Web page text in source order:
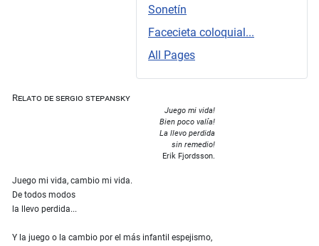
Sonetín
Facecieta coloquial...
All Pages
Relato de sergio stepansky
Juego mi vida!
Bien poco valía!
La llevo perdida
sin remedio!
Erik Fjordsson.
Juego mi vida, cambio mi vida.
De todos modos
la llevo perdida...
Y la juego o la cambio por el más infantil espejismo,